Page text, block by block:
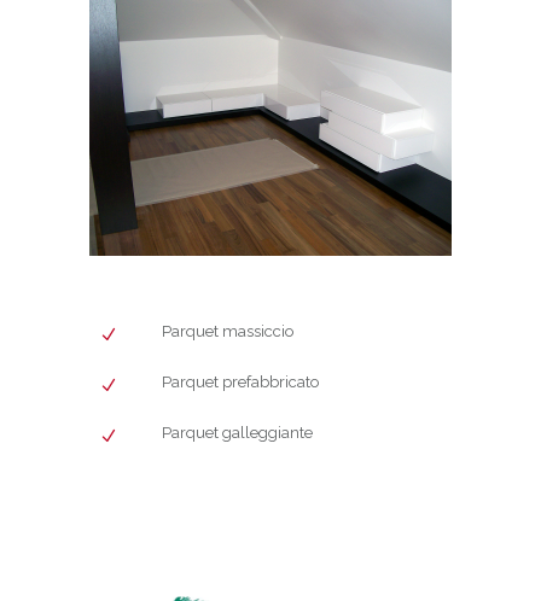
Parquet massiccio
Parquet prefabbricato
Parquet galleggiante